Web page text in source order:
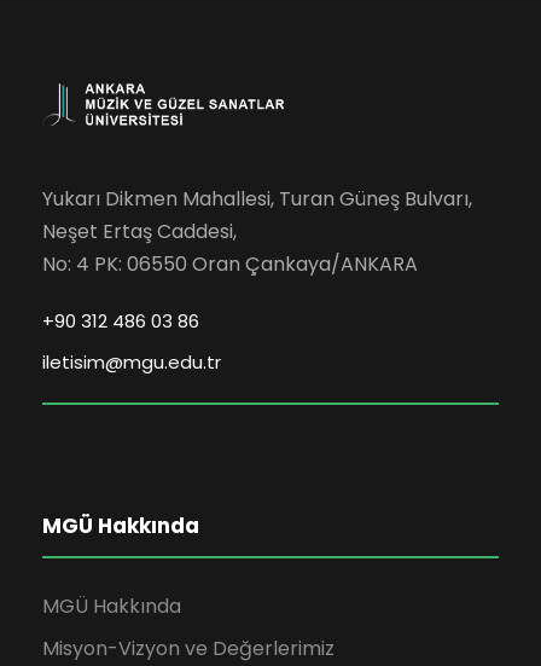
Yukarı Dikmen Mahallesi, Turan Güneş Bulvarı,
Neşet Ertaş Caddesi,
No: 4 PK: 06550 Oran Çankaya/ANKARA
+90 312 486 03 86
iletisim@mgu.edu.tr
MGÜ Hakkında
MGÜ Hakkında
Misyon-Vizyon ve Değerlerimiz